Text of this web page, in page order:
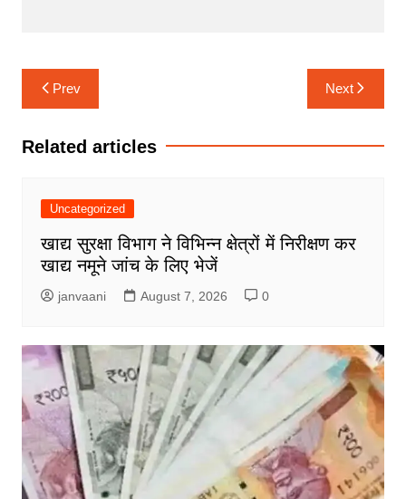
Post
navigation
Prev Next
Related articles
Uncategorized
खाद्य सुरक्षा विभाग ने विभिन्न क्षेत्रों में निरीक्षण कर
खाद्य नमूने जांच के लिए भेजें
janvaani August 7, 2026 0